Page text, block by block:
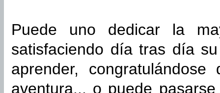
Puede uno dedicar la
satisfaciendo día tras día
aprender,
aventura... o puede